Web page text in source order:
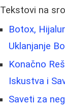
Tekstovi na
Botox,
Uklanjanje
Konačno
Iskustva i
Saveti za